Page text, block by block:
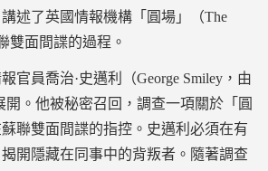
述了英國情報機構「圓場」（The
雙面間諜的過程。
官員喬治·史邁利（George Smiley，由
開。他被秘密召回，調查一項關於「圓
聯雙面間諜的指控。史邁利必須在有
開隱藏在同事中的背叛者。隨著調查